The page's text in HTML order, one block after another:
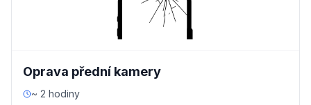
Oprava přední kamery
~ 2 hodiny